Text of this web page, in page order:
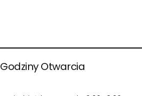
Godziny Otwarcia